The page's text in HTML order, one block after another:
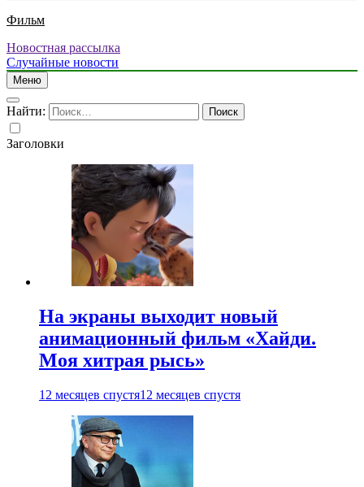
Фильм
Новостная рассылка
Случайные новости
Меню
Найти:
Заголовки
На экраны выходит новый
анимационный фильм «Хайди.
Моя хитрая рысь»
12 месяцев спустя12 месяцев спустя